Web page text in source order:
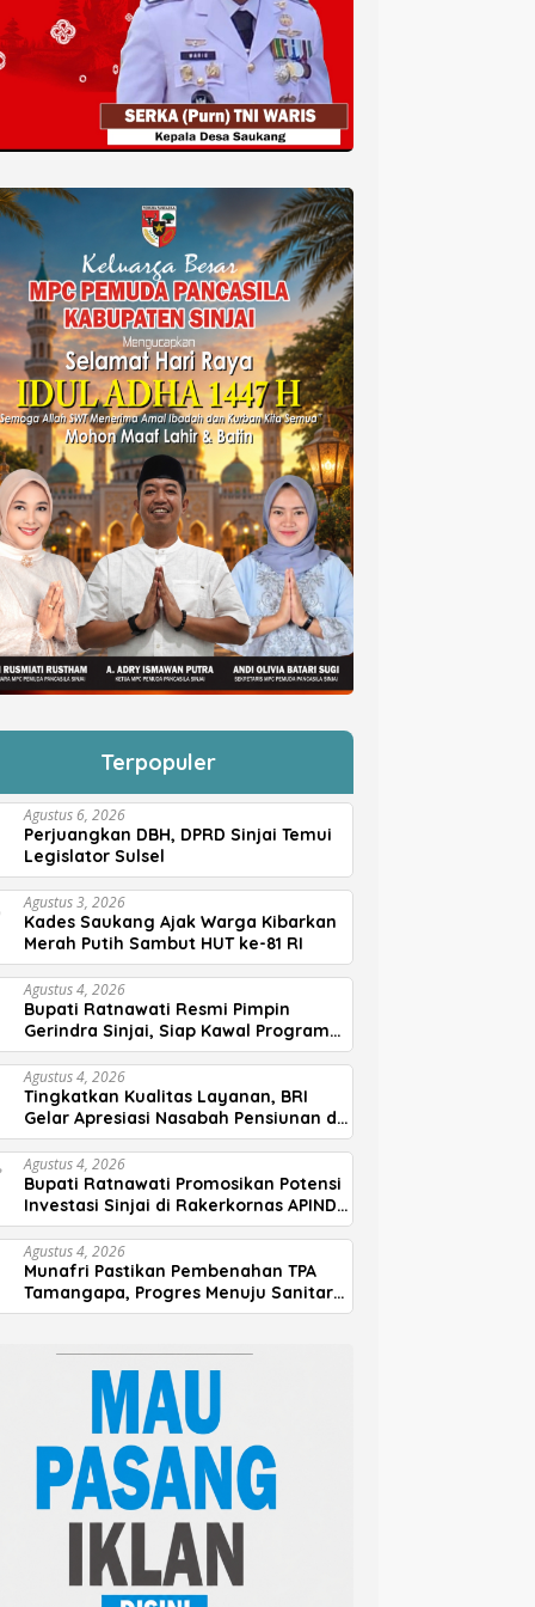
Terpopuler
Agustus 6, 2026
Perjuangkan DBH, DPRD Sinjai Temui
Legislator Sulsel
Agustus 3, 2026
Kades Saukang Ajak Warga Kibarkan
Merah Putih Sambut HUT ke-81 RI
Agustus 4, 2026
Bupati Ratnawati Resmi Pimpin
Gerindra Sinjai, Siap Kawal Program
Prabowo
Agustus 4, 2026
Tingkatkan Kualitas Layanan, BRI
Gelar Apresiasi Nasabah Pensiunan di
Parepare
Agustus 4, 2026
Bupati Ratnawati Promosikan Potensi
Investasi Sinjai di Rakerkornas APINDO
2026
Agustus 4, 2026
Munafri Pastikan Pembenahan TPA
Tamangapa, Progres Menuju Sanitary
Landfill Capai 93 Persen